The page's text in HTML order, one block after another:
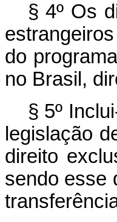
§ 4º Os
do
no Brasil,
§ 5º
legislação
direito
sendo esse